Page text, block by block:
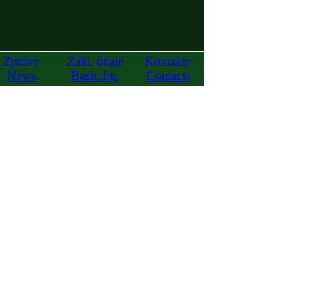
Zprávy
News
Zákl. údaje
Basic fig.
Kontakty
Contacts